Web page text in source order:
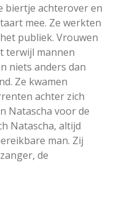
biertje achterover en
mee. Ze werkten
publiek. Vrouwen
terwijl mannen
niets anders dan
Ze kwamen
achter zich
Natascha voor de
Natascha, altijd
man. Zij
de